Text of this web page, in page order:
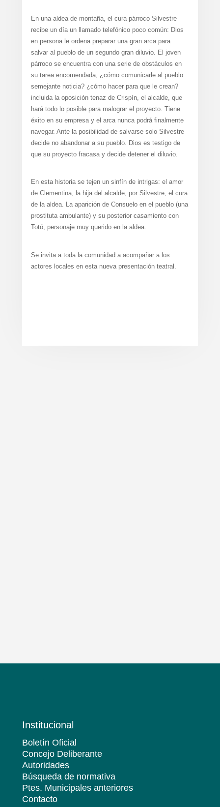
En una aldea de montaña, el cura párroco Silvestre
recibe un día un llamado telefónico poco común: Dios
en persona le ordena preparar una gran arca para
salvar al pueblo de un segundo gran diluvio. El joven
párroco se encuentra con una serie de obstáculos en
su tarea encomendada, ¿cómo comunicarle al pueblo
semejante noticia? ¿cómo hacer para que le crean?
incluida la oposición tenaz de Crispín, el alcalde, que
hará todo lo posible para malograr el proyecto. Tiene
éxito en su empresa y el arca nunca podrá finalmente
navegar. Ante la posibilidad de salvarse solo Silvestre
decide no abandonar a su pueblo. Dios es testigo de
que su proyecto fracasa y decide detener el diluvio.
En esta historia se tejen un sinfín de intrigas: el amor
de Clementina, la hija del alcalde, por Silvestre, el cura
de la aldea. La aparición de Consuelo en el pueblo (una
prostituta ambulante) y su posterior casamiento con
Totó, personaje muy querido en la aldea.
Se invita a toda la comunidad a acompañar a los
actores locales en esta nueva presentación teatral.
Institucional
Boletín Oficial
Concejo Deliberante
Autoridades
Búsqueda de normativa
Ptes. Municipales anteriores
Contacto